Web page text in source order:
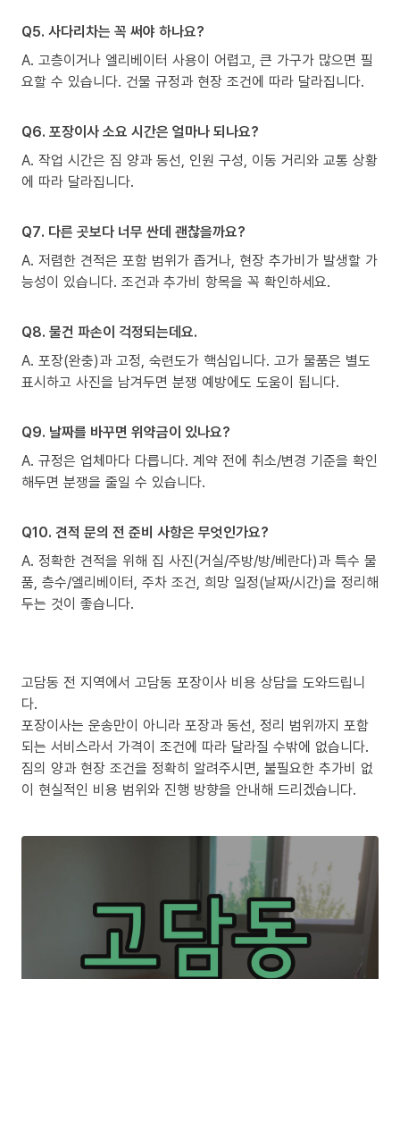
Q5. 사다리차는 꼭 써야 하나요?
A. 고층이거나 엘리베이터 사용이 어렵고, 큰 가구가 많으면 필
요할 수 있습니다. 건물 규정과 현장 조건에 따라 달라집니다.
Q6. 포장이사 소요 시간은 얼마나 되나요?
A. 작업 시간은 짐 양과 동선, 인원 구성, 이동 거리와 교통 상황
에 따라 달라집니다.
Q7. 다른 곳보다 너무 싼데 괜찮을까요?
A. 저렴한 견적은 포함 범위가 좁거나, 현장 추가비가 발생할 가
능성이 있습니다. 조건과 추가비 항목을 꼭 확인하세요.
Q8. 물건 파손이 걱정되는데요.
A. 포장(완충)과 고정, 숙련도가 핵심입니다. 고가 물품은 별도
표시하고 사진을 남겨두면 분쟁 예방에도 도움이 됩니다.
Q9. 날짜를 바꾸면 위약금이 있나요?
A. 규정은 업체마다 다릅니다. 계약 전에 취소/변경 기준을 확인
해두면 분쟁을 줄일 수 있습니다.
Q10. 견적 문의 전 준비 사항은 무엇인가요?
A. 정확한 견적을 위해 집 사진(거실/주방/방/베란다)과 특수 물
품, 층수/엘리베이터, 주차 조건, 희망 일정(날짜/시간)을 정리해
두는 것이 좋습니다.
고담동 전 지역에서 고담동 포장이사 비용 상담을 도와드립니
다.
포장이사는 운송만이 아니라 포장과 동선, 정리 범위까지 포함
되는 서비스라서 가격이 조건에 따라 달라질 수밖에 없습니다.
짐의 양과 현장 조건을 정확히 알려주시면, 불필요한 추가비 없
이 현실적인 비용 범위와 진행 방향을 안내해 드리겠습니다.